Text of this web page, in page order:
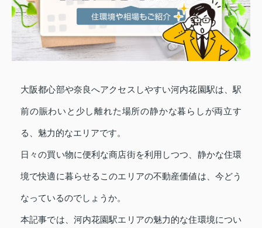
大阪都心部や奈良へアクセスしやすい河内花園駅は、駅
前の賑わいと少し離れた場所の静かな暮らしが両立す
る、魅力的なエリアです。
日々の買い物に便利な商店街を利用しつつ、静かな住環
境で快適に暮らせるこのエリアの不動産価値は、今どう
なっているのでしょうか。
本記事では、河内花園駅エリアの魅力的な住環境につい